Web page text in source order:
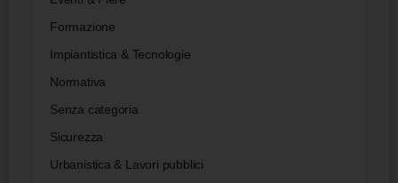
Formazione
Impiantistica & Tecnologie
Normativa
Senza categoria
Sicurezza
Urbanistica & Lavori pubblici